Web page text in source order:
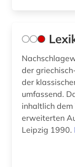
der
der
umfassend.
inhaltlich dem
erweiterten
Leipzig 1990.